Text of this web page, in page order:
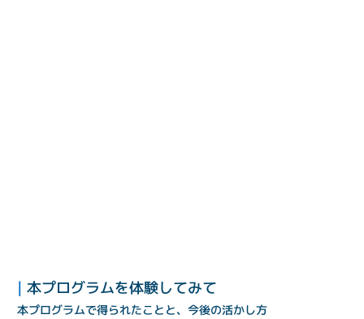
| 本プログラムを体験してみて
本プログラムで得られたことと、今後の活かし方